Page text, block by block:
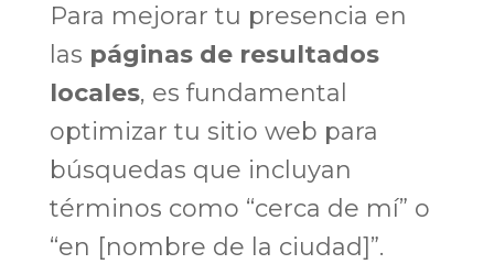
Para mejorar tu presencia en
las páginas de resultados
locales, es fundamental
optimizar tu sitio web para
búsquedas que incluyan
términos como “cerca de mí” o
“en [nombre de la ciudad]”.